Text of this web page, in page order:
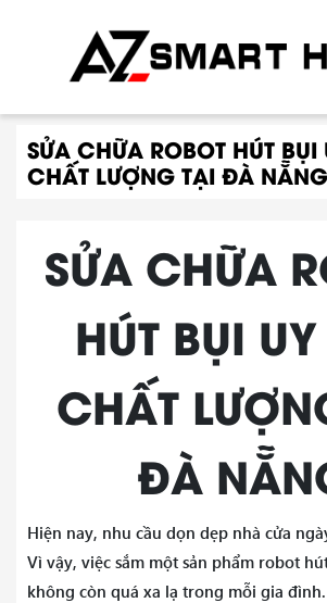
SỬA CHỮA ROBOT HÚT BỤI
CHẤT LƯỢNG TẠI ĐÀ NẴNG
SỬA CHỮA
HÚT BỤI
CHẤT
ĐÀ
Hiện nay, nhu cầu dọn dẹp nhà cửa
Vì vậy, việc sắm một sản phẩm robot
không còn quá xa lạ trong mỗi gia